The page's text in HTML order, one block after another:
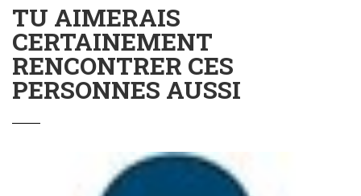
TU AIMERAIS
CERTAINEMENT
RENCONTRER CES
PERSONNES AUSSI